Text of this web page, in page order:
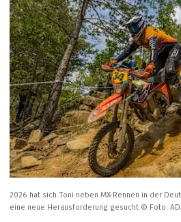
2026 hat sich Toni neben MX-Rennen in der
eine neue Herausforderung gesucht © Foto: